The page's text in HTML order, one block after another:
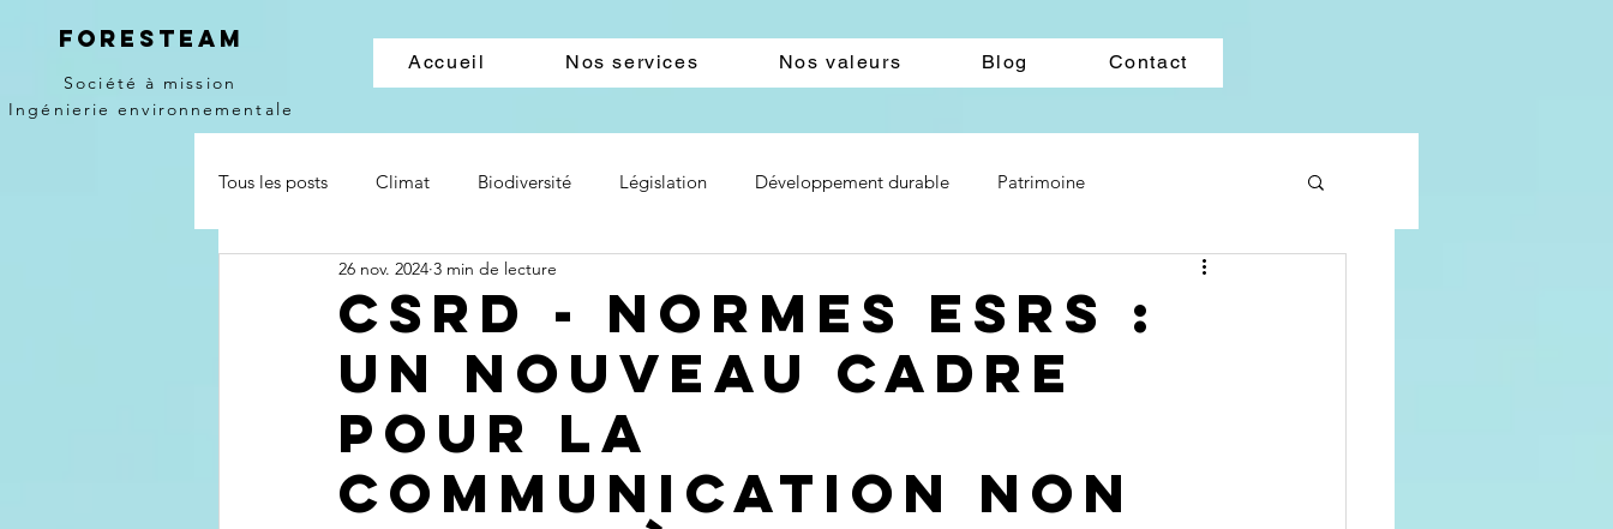
Foresteam
Société à mission
Accueil Nos services Nos valeurs Blog Contact
Ingénierie environnementale
Tous les posts Climat Biodiversité Législation Développement durable Patrimoine
CSRD - Normes ESRS :
Un nouveau cadre
pour la
communication non
26 nov. 2024 3 min de lecture